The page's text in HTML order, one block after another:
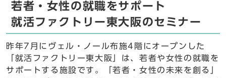
若者・女性の就職をサポート
就活ファクトリー東大阪のセミナー
昨年7月にヴェル・ノール布施4階にオープンした
「就活ファクトリー東大阪」は、若者や女性の就職を
サポートする施設です。「若者・女性の未来を創る」